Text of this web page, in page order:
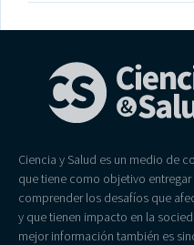
Ciencia y Salud es un medio de
que tiene como objetivo
comprender los desafíos que
y que tienen impacto en la
mejor información también es